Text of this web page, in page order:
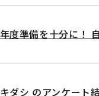
度準備を十分に！
ダシ のアンケート